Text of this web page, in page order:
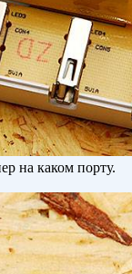
на каком порту.